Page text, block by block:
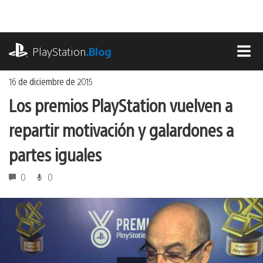
contenido
PlayStation.Blog
16 de diciembre de 2015
Los premios PlayStation vuelven a
repartir motivación y galardones a
partes iguales
0 0